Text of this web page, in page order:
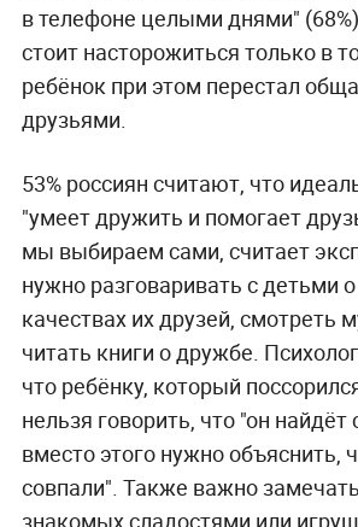
в телефоне целыми днями"
стоит насторожиться только в
ребёнок при этом перестал
друзьями.
53% россиян считают, что
"умеет дружить и помогает
мы выбираем сами, считает
нужно разговаривать с детьми
качествах их друзей, смотреть
читать книги о дружбе.
что ребёнку, который
нельзя говорить, что "он найдёт
вместо этого нужно объяснить,
совпали". Также важно
знакомых сладостями или